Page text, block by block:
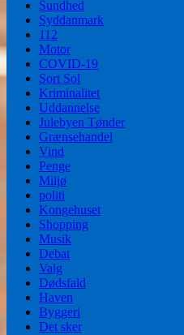
Sundhed
Syddanmark
112
Motor
COVID-19
Sort Sol
Kriminalitet
Uddannelse
Julebyen Tønder
Grænsehandel
Vind
Penge
Miljø
politi
Kongehuset
Shopping
Musik
Debat
Valg
Dødsfald
Haven
Byggeri
Det sker